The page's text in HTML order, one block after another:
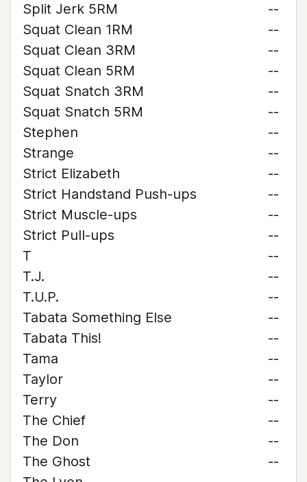
Split Jerk 5RM
--
Squat Clean 1RM
--
Squat Clean 3RM
--
Squat Clean 5RM
--
Squat Snatch 3RM
--
Squat Snatch 5RM
--
Stephen
--
Strange
--
Strict Elizabeth
--
Strict Handstand Push-ups
--
Strict Muscle-ups
--
Strict Pull-ups
--
T
--
T.J.
--
T.U.P.
--
Tabata Something Else
--
Tabata This!
--
Tama
--
Taylor
--
Terry
--
The Chief
--
The Don
--
The Ghost
--